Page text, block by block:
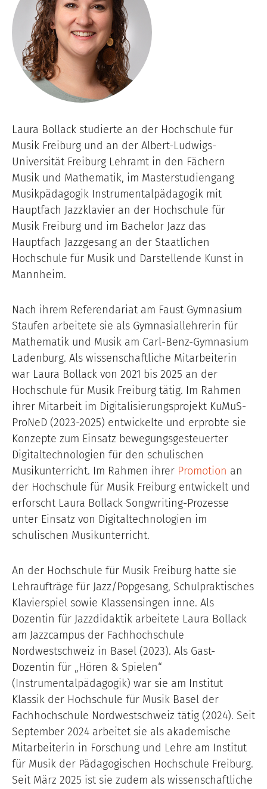
Laura Bollack studierte an der Hochschule für
Musik Freiburg und an der Albert-Ludwigs-
Universität Freiburg Lehramt in den Fächern
Musik und Mathematik, im Masterstudiengang
Musikpädagogik Instrumentalpädagogik mit
Hauptfach Jazzklavier an der Hochschule für
Musik Freiburg und im Bachelor Jazz das
Hauptfach Jazzgesang an der Staatlichen
Hochschule für Musik und Darstellende Kunst in
Mannheim.
Nach ihrem Referendariat am Faust Gymnasium
Staufen arbeitete sie als Gymnasiallehrerin für
Mathematik und Musik am Carl-Benz-Gymnasium
Ladenburg. Als wissenschaftliche Mitarbeiterin
war Laura Bollack von 2021 bis 2025 an der
Hochschule für Musik Freiburg tätig. Im Rahmen
ihrer Mitarbeit im Digitalisierungsprojekt KuMuS-
ProNeD (2023-2025) entwickelte und erprobte sie
Konzepte zum Einsatz bewegungsgesteuerter
Digitaltechnologien für den schulischen
Musikunterricht. Im Rahmen ihrer Promotion an
der Hochschule für Musik Freiburg entwickelt und
erforscht Laura Bollack Songwriting-Prozesse
unter Einsatz von Digitaltechnologien im
schulischen Musikunterricht.
An der Hochschule für Musik Freiburg hatte sie
Lehraufträge für Jazz/Popgesang, Schulpraktisches
Klavierspiel sowie Klassensingen inne. Als
Dozentin für Jazzdidaktik arbeitete Laura Bollack
am Jazzcampus der Fachhochschule
Nordwestschweiz in Basel (2023). Als Gast-
Dozentin für „Hören & Spielen“
(Instrumentalpädagogik) war sie am Institut
Klassik der Hochschule für Musik Basel der
Fachhochschule Nordwestschweiz tätig (2024). Seit
September 2024 arbeitet sie als akademische
Mitarbeiterin in Forschung und Lehre am Institut
für Musik der Pädagogischen Hochschule Freiburg.
Seit März 2025 ist sie zudem als wissenschaftliche